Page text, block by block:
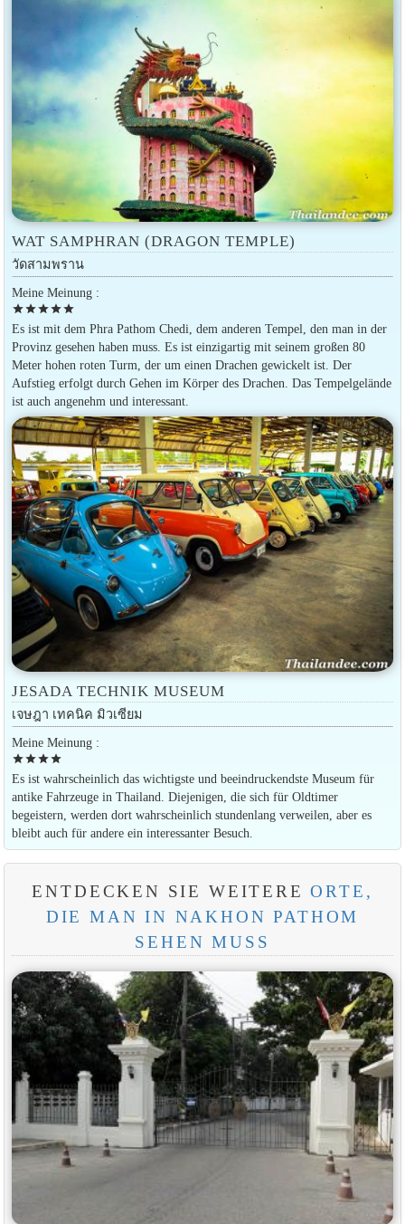
WAT SAMPHRAN (DRAGON TEMPLE)
วัดสามพราน
Meine Meinung :
starstarstarstarstar
Es ist mit dem Phra Pathom Chedi, dem anderen Tempel, den man in der
Provinz gesehen haben muss. Es ist einzigartig mit seinem großen 80
Meter hohen roten Turm, der um einen Drachen gewickelt ist. Der
Aufstieg erfolgt durch Gehen im Körper des Drachen. Das Tempelgelände
ist auch angenehm und interessant.
JESADA TECHNIK MUSEUM
เจษฎา เทคนิค มิวเซียม
Meine Meinung :
starstarstarstar
Es ist wahrscheinlich das wichtigste und beeindruckendste Museum für
antike Fahrzeuge in Thailand. Diejenigen, die sich für Oldtimer
begeistern, werden dort wahrscheinlich stundenlang verweilen, aber es
bleibt auch für andere ein interessanter Besuch.
ENTDECKEN SIE WEITEREORTE,
DIE MAN IN NAKHON PATHOM
SEHEN MUSS